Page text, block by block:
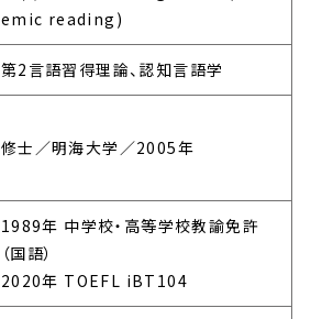
emic reading)
第2言語習得理論、認知言語学
修士／明海大学／2005年
1989年 中学校・高等学校教諭免許
（国語）
2020年 TOEFL iBT104